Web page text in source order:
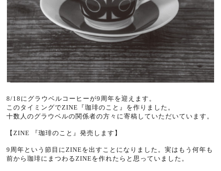
8/18にグラウベルコーヒーが9周年を迎えます。
このタイミングでZINE『珈琲のこと』を作りました。
十数人のグラウベルの関係者の方々に寄稿していただいています。
【ZINE 『珈琲のこと』発売します】
9 周年という節目にZINEを出すことになりました。実はもう何年も
前から珈琲にまつわるZINEを作れたらと思っていました。